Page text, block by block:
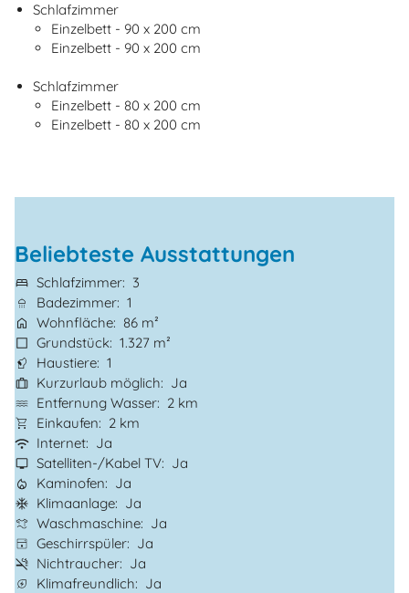
Schlafzimmer
Einzelbett - 90 x 200 cm
Einzelbett - 90 x 200 cm
Schlafzimmer
Einzelbett - 80 x 200 cm
Einzelbett - 80 x 200 cm
Beliebteste Ausstattungen
Schlafzimmer
3
Badezimmer 1
Wohnfläche 86 m²
Grundstück
1.327 m²
Haustiere 1
Kurzurlaub möglich
Ja
Entfernung Wasser
2 km
Einkaufen
2 km
Internet
Ja
Satelliten-/Kabel TV
Ja
Kaminofen
Ja
Klimaanlage
Ja
Waschmaschine
Ja
Geschirrspüler
Ja
Nichtraucher
Ja
Klimafreundlich
Ja